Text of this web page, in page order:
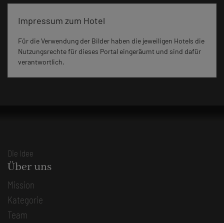
Impressum zum Hotel
Für die Verwendung der Bilder haben die jeweiligen Hotels die
Nutzungsrechte für dieses Portal eingeräumt und sind dafür
verantwortlich.
Die Idee
Über uns
Mission
Kategorie
Team